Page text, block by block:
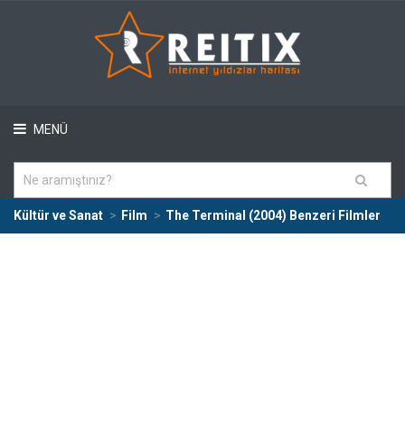
MENÜ
Kültür ve Sanat Film The Terminal (2004) Benzeri Filmler